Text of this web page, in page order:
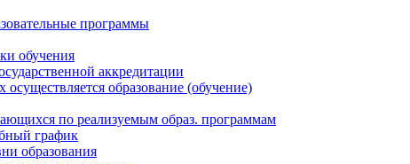
программы
обучения
аккредитации
образование (обучение)
по реализуемым образ. программам
график
образования